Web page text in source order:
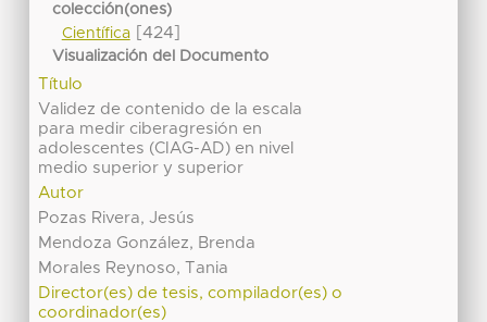
colección(ones)
Científica[424]
Visualización del Documento
Título
Validez de contenido de la escala
para medir ciberagresión en
adolescentes (CIAG-AD) en nivel
medio superior y superior
Autor
Pozas Rivera, Jesús
Mendoza González, Brenda
Morales Reynoso, Tania
Director(es) de tesis, compilador(es) o
coordinador(es)